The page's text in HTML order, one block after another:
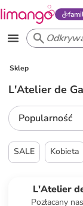
Sklep
L'Atelier de
Popularność
SALE Kobieta
L'Atelier
Pozłacany